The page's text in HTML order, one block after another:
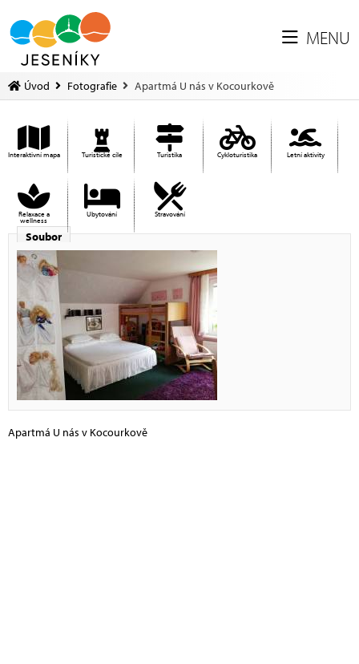
MENU
Úvod Fotografie Apartmá U nás v Kocourkově
Interaktivní mapa Turistické cíle Turistika Cykloturistika Letní aktivity
Relaxace a
wellness
Ubytování Stravování
Soubor
Apartmá U nás v Kocourkově